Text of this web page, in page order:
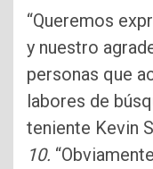
“Queremos
y nuestro
personas que
labores de
teniente Kevin
10.